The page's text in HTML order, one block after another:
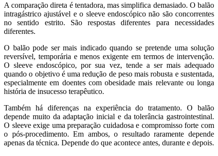
A comparação direta é tentadora, mas simplifica demasiado. O balão
intragástrico ajustável e o sleeve endoscópico não são concorrentes
no sentido estrito. São respostas diferentes para necessidades
diferentes.
O balão pode ser mais indicado quando se pretende uma solução
reversível, temporária e menos exigente em termos de intervenção.
O sleeve endoscópico, por sua vez, tende a ser mais adequado
quando o objetivo é uma redução de peso mais robusta e sustentada,
especialmente em doentes com obesidade mais relevante ou longa
história de insucesso terapêutico.
Também há diferenças na experiência do tratamento. O balão
depende muito da adaptação inicial e da tolerância gastrointestinal.
O sleeve exige uma preparação cuidadosa e compromisso forte com
o pós-procedimento. Em ambos, o resultado raramente depende
apenas da técnica. Depende do que acontece antes, durante e depois.